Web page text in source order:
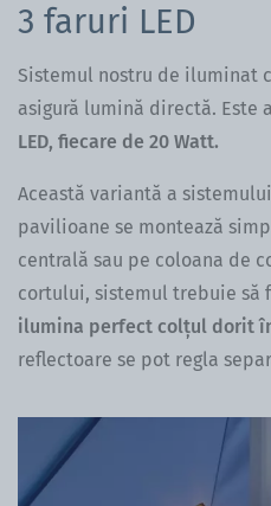
3 faruri LED
Sistemul nostru de iluminat
asigură lumină directă. Este
LED, fiecare de 20 Watt.
Această variantă a
pavilioane se montează
centrală sau pe coloana de
cortului, sistemul trebuie să
ilumina perfect colțul dorit
reflectoare se pot regla